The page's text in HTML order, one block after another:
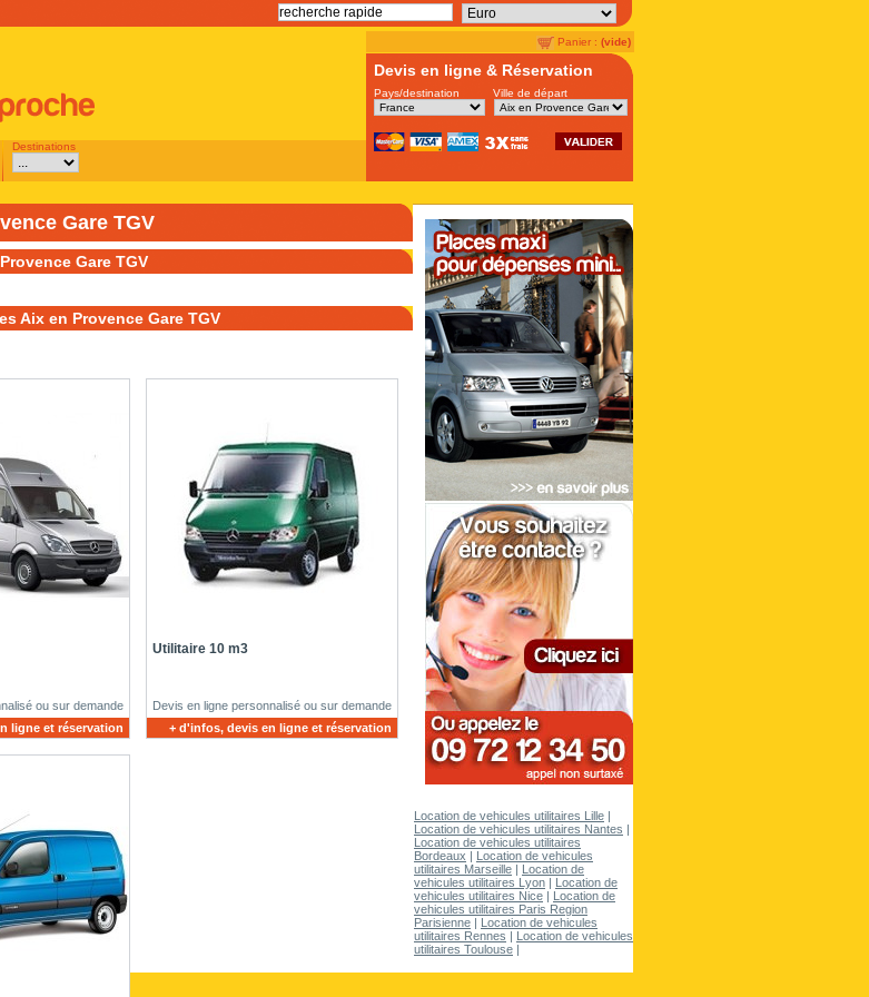
Panier : (vide)
Devis en ligne & Réservation
Pays/destination Ville de départ
Destinations
Gare TGV
Gare TGV
Aix en Provence Gare TGV
ou sur demande
ligne et réservation
Utilitaire 10 m3
Devis en ligne personnalisé ou sur demande
+ d'infos, devis en ligne et réservation
Location de vehicules utilitaires Lille |
Location de vehicules utilitaires Nantes |
Location de vehicules utilitaires
Bordeaux | Location de vehicules
utilitaires Marseille | Location de
vehicules utilitaires Lyon | Location de
vehicules utilitaires Nice | Location de
vehicules utilitaires Paris Region
Parisienne | Location de vehicules
utilitaires Rennes | Location de vehicules
utilitaires Toulouse |